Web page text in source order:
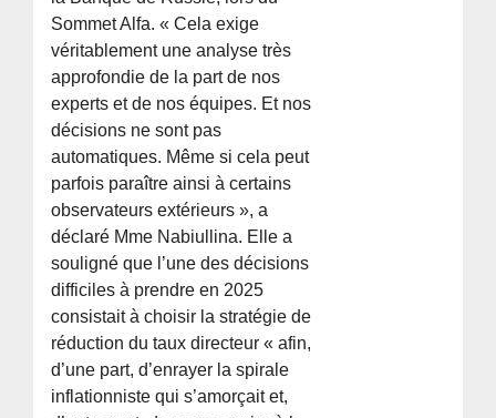
Sommet Alfa. « Cela exige
véritablement une analyse très
approfondie de la part de nos
experts et de nos équipes. Et nos
décisions ne sont pas
automatiques. Même si cela peut
parfois paraître ainsi à certains
observateurs extérieurs », a
déclaré Mme Nabiullina. Elle a
souligné que l’une des décisions
difficiles à prendre en 2025
consistait à choisir la stratégie de
réduction du taux directeur « afin,
d’une part, d’enrayer la spirale
inflationniste qui s’amorçait et,